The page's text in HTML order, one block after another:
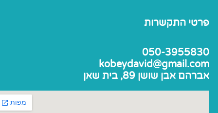
פרטי התקשרות
050-3955830
kobeydavid@gmail.com
אברהם אבן שושן 89, בית שאן